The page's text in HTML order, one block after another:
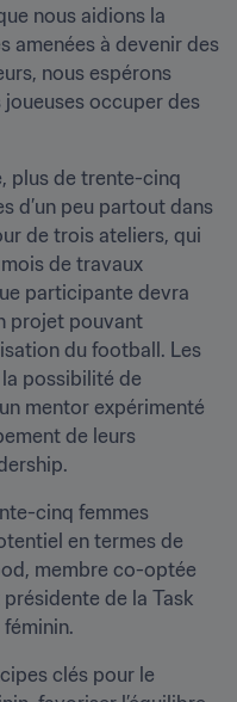
nous aidions la
amenées à devenir des
nous espérons
joueuses occuper des
plus de trente-cinq
d’un peu partout dans
de trois ateliers, qui
de travaux
participante devra
projet pouvant
du football. Les
possibilité de
mentor expérimenté
de leurs
cinq femmes
en termes de
membre co-optée
de la Task
clés pour le